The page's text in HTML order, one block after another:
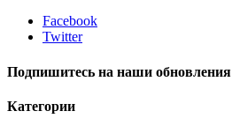
Facebook
Twitter
Подпишитесь на наши обновления
Категории